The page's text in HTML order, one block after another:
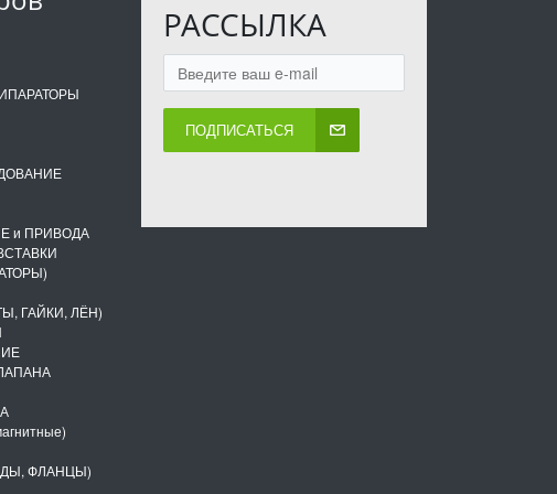
и ПРИВОДА
ГАЙКИ, ЛЁН)
ФЛАНЦЫ)
РАССЫЛКА
ПОДПИСАТЬСЯ